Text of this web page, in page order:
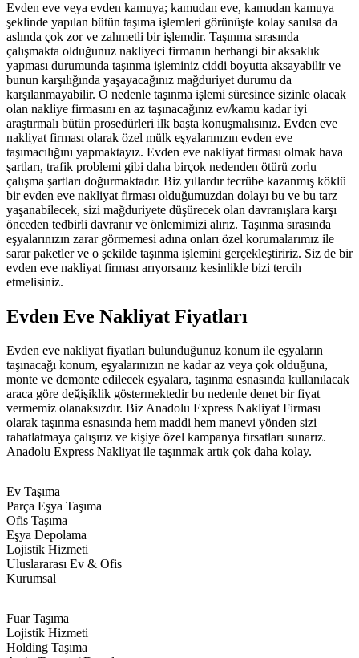
Evden eve veya evden kamuya; kamudan eve, kamudan kamuya
şeklinde yapılan bütün taşıma işlemleri görünüşte kolay sanılsa da
aslında çok zor ve zahmetli bir işlemdir. Taşınma sırasında
çalışmakta olduğunuz nakliyeci firmanın herhangi bir aksaklık
yapması durumunda taşınma işleminiz ciddi boyutta aksayabilir ve
bunun karşılığında yaşayacağınız mağduriyet durumu da
karşılanmayabilir. O nedenle taşınma işlemi süresince sizinle olacak
olan nakliye firmasını en az taşınacağınız ev/kamu kadar iyi
araştırmalı bütün prosedürleri ilk başta konuşmalısınız. Evden eve
nakliyat firması olarak özel mülk eşyalarınızın evden eve
taşımacılığını yapmaktayız. Evden eve nakliyat firması olmak hava
şartları, trafik problemi gibi daha birçok nedenden ötürü zorlu
çalışma şartları doğurmaktadır. Biz yıllardır tecrübe kazanmış köklü
bir evden eve nakliyat firması olduğumuzdan dolayı bu ve bu tarz
yaşanabilecek, sizi mağduriyete düşürecek olan davranışlara karşı
önceden tedbirli davranır ve önlemimizi alırız. Taşınma sırasında
eşyalarınızın zarar görmemesi adına onları özel korumalarımız ile
sarar paketler ve o şekilde taşınma işlemini gerçekleştiririz. Siz de bir
evden eve nakliyat firması arıyorsanız kesinlikle bizi tercih
etmelisiniz.
Evden Eve Nakliyat Fiyatları
Evden eve nakliyat fiyatları bulunduğunuz konum ile eşyaların
taşınacağı konum, eşyalarınızın ne kadar az veya çok olduğuna,
monte ve demonte edilecek eşyalara, taşınma esnasında kullanılacak
araca göre değişiklik göstermektedir bu nedenle denet bir fiyat
vermemiz olanaksızdır. Biz Anadolu Express Nakliyat Firması
olarak taşınma esnasında hem maddi hem manevi yönden sizi
rahatlatmaya çalışırız ve kişiye özel kampanya fırsatları sunarız.
Anadolu Express Nakliyat ile taşınmak artık çok daha kolay.
Ev Taşıma
Parça Eşya Taşıma
Ofis Taşıma
Eşya Depolama
Lojistik Hizmeti
Uluslararası Ev & Ofis
Kurumsal
Fuar Taşıma
Lojistik Hizmeti
Holding Taşıma